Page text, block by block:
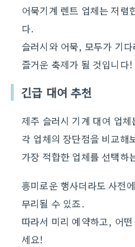
어묵기계 렌트 업체는 저렴
다.
슬러시와 어묵, 모두가 기
즐거운 축제가 될 것입니다!
긴급 대여 추천
제주 슬러시 기계 대여 업
각 업체의 장단점을 비교해
가장 적합한 업체를 선택하
흥미로운 행사더라도 사전
무리될 수 있죠.
따라서 미리 예약하고, 어
세요!